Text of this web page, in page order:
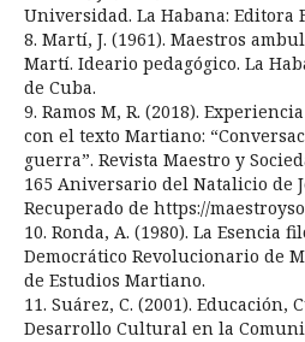
Universidad. La Habana: Editora
8. Martí, J. (1961). Maestros
Martí. Ideario pedagógico. La
de Cuba.
9. Ramos M, R. (2018).
con el texto Martiano:
guerra”. Revista Maestro y
165 Aniversario del Natalicio de
Recuperado de https://
10. Ronda, A. (1980). La Esencia
Democrático Revolucionario de
de Estudios Martiano.
11. Suárez, C. (2001).
Desarrollo Cultural en la